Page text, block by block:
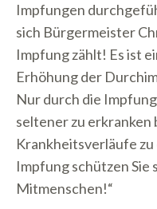
Impfungen
sich Bürgermeister
Impfung zählt! Es ist
Erhöhung der
Nur durch die
seltener zu erkranken
Krankheitsverläufe
Impfung schützen Sie
Mitmenschen!“